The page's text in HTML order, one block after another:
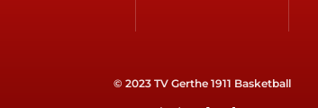
© 2023 TV Gerthe 1911 Basketball